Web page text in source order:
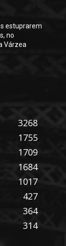
estuprarem
no
Várzea
3268
1755
1709
1684
1017
427
364
314